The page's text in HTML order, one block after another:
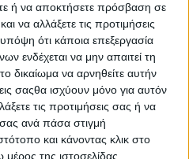
ή να αποκτήσετε πρόσβαση σε
να αλλάξετε τις προτιμήσεις
ότι κάποια επεξεργασία
ενδέχεται να μην απαιτεί τη
δικαίωμα να αρνηθείτε αυτήν
σαςθα ισχύουν μόνο για αυτόν
τις προτιμήσεις σας ή να
ανά πάσα στιγμή
και κάνοντας κλικ στο
της ιστοσελίδας.
όλα τα υπάρχοντα φίλτρα